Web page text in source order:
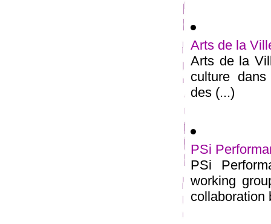
Arts de la
Arts de la
culture
des (...)
PSi
PSi
working
collaboration